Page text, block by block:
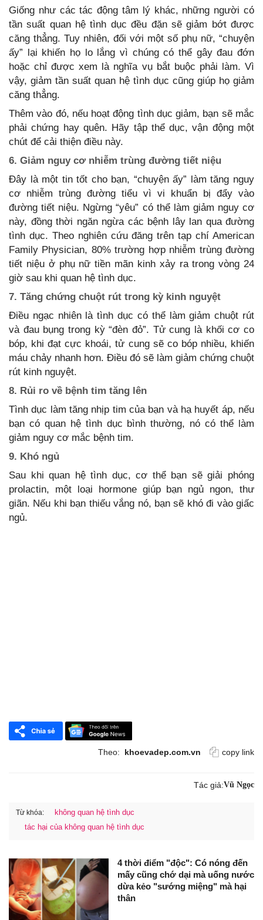
Giống như các tác động tâm lý khác, những người có
tần suất quan hệ tình dục đều đặn sẽ giảm bớt được
căng thẳng. Tuy nhiên, đối với một số phụ nữ, “chuyện
ấy” lại khiến họ lo lắng vì chúng có thể gây đau đớn
hoặc chỉ được xem là nghĩa vụ bắt buộc phải làm. Vì
vậy, giảm tần suất quan hệ tình dục cũng giúp họ giảm
căng thẳng.
Thêm vào đó, nếu hoạt động tình dục giảm, bạn sẽ mắc
phải chứng hay quên. Hãy tập thể dục, vận động một
chút để cải thiện điều này.
6. Giảm nguy cơ nhiễm trùng đường tiết niệu
Đây là một tin tốt cho bạn, “chuyện ấy” làm tăng nguy
cơ nhiễm trùng đường tiểu vì vi khuẩn bị đẩy vào
đường tiết niệu. Ngừng “yêu” có thể làm giảm nguy cơ
này, đồng thời ngăn ngừa các bệnh lây lan qua đường
tình dục. Theo nghiên cứu đăng trên tạp chí American
Family Physician, 80% trường hợp nhiễm trùng đường
tiết niệu ở phụ nữ tiền mãn kinh xảy ra trong vòng 24
giờ sau khi quan hệ tình dục.
7. Tăng chứng chuột rút trong kỳ kinh nguyệt
Điều ngạc nhiên là tình dục có thể làm giảm chuột rút
và đau bụng trong kỳ “đèn đỏ”. Tử cung là khối cơ co
bóp, khi đạt cực khoái, tử cung sẽ co bóp nhiều, khiến
máu chảy nhanh hơn. Điều đó sẽ làm giảm chứng chuột
rút kinh nguyệt.
8. Rủi ro về bệnh tim tăng lên
Tình dục làm tăng nhịp tim của bạn và hạ huyết áp, nếu
bạn có quan hệ tình dục bình thường, nó có thể làm
giảm nguy cơ mắc bệnh tim.
9. Khó ngủ
Sau khi quan hệ tình dục, cơ thể bạn sẽ giải phóng
prolactin, một loại hormone giúp bạn ngủ ngon, thư
giãn. Nếu khi bạn thiếu vắng nó, bạn sẽ khó đi vào giấc
ngủ.
Theo: khoevadep.com.vn copy link
Tác giả:Vũ Ngọc
Từ khóa:
không quan hệ tình dục
tác hại của không quan hệ tình dục
4 thời điểm "độc": Có nóng đến
mấy cũng chớ dại mà uống nước
dừa kẻo "sướng miệng" mà hại
thân